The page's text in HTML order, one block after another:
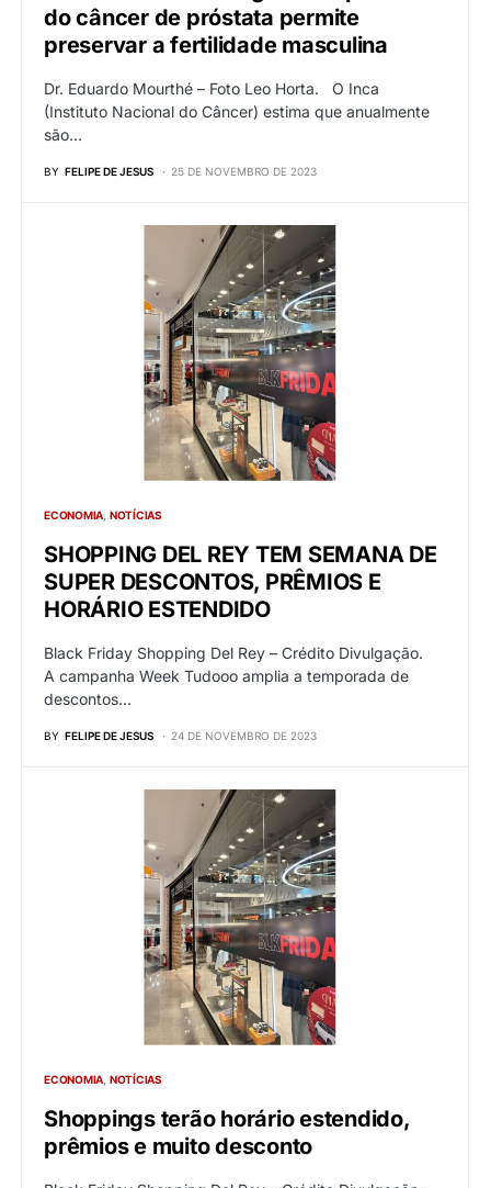
do câncer de próstata permite
preservar a fertilidade masculina
Dr. Eduardo Mourthé – Foto Leo Horta. O Inca
(Instituto Nacional do Câncer) estima que anualmente
são…
BY FELIPE DE JESUS 25 DE NOVEMBRO DE 2023
ECONOMIA NOTÍCIAS
SHOPPING DEL REY TEM SEMANA DE
SUPER DESCONTOS, PRÊMIOS E
HORÁRIO ESTENDIDO
Black Friday Shopping Del Rey – Crédito Divulgação.
A campanha Week Tudooo amplia a temporada de
descontos…
BY FELIPE DE JESUS 24 DE NOVEMBRO DE 2023
ECONOMIA NOTÍCIAS
Shoppings terão horário estendido,
prêmios e muito desconto